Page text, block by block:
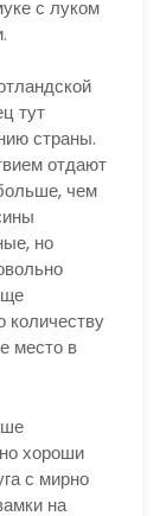
с луком
тут
страны.
отдают
чем
но
место в
хороши
с мирно
на